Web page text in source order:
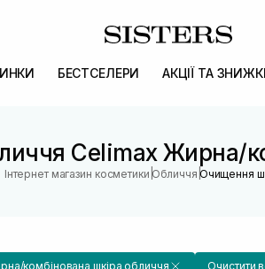
БЕСТСЕЛЕРИ АКЦІЇ ТА
Celimax Жирна/
Інтернет магазин косметики |Обличчя |Очищення
комбінована шкіра обличчя Очистити